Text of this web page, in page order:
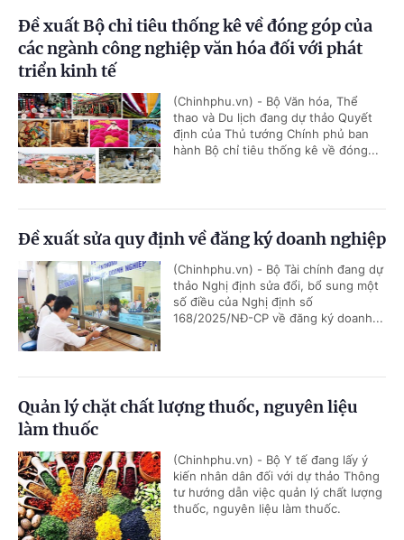
Đề xuất Bộ chỉ tiêu thống kê về đóng góp của
các ngành công nghiệp văn hóa đối với phát
triển kinh tế
(Chinhphu.vn) - Bộ Văn hóa, Thể
thao và Du lịch đang dự thảo Quyết
định của Thủ tướng Chính phủ ban
hành Bộ chỉ tiêu thống kê về đóng...
Đề xuất sửa quy định về đăng ký doanh nghiệp
(Chinhphu.vn) - Bộ Tài chính đang dự
thảo Nghị định sửa đổi, bổ sung một
số điều của Nghị định số
168/2025/NĐ-CP về đăng ký doanh...
Quản lý chặt chất lượng thuốc, nguyên liệu
làm thuốc
(Chinhphu.vn) - Bộ Y tế đang lấy ý
kiến nhân dân đối với dự thảo Thông
tư hướng dẫn việc quản lý chất lượng
thuốc, nguyên liệu làm thuốc.